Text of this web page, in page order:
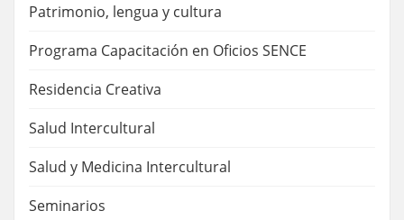
Patrimonio, lengua y cultura
Programa Capacitación en Oficios SENCE
Residencia Creativa
Salud Intercultural
Salud y Medicina Intercultural
Seminarios